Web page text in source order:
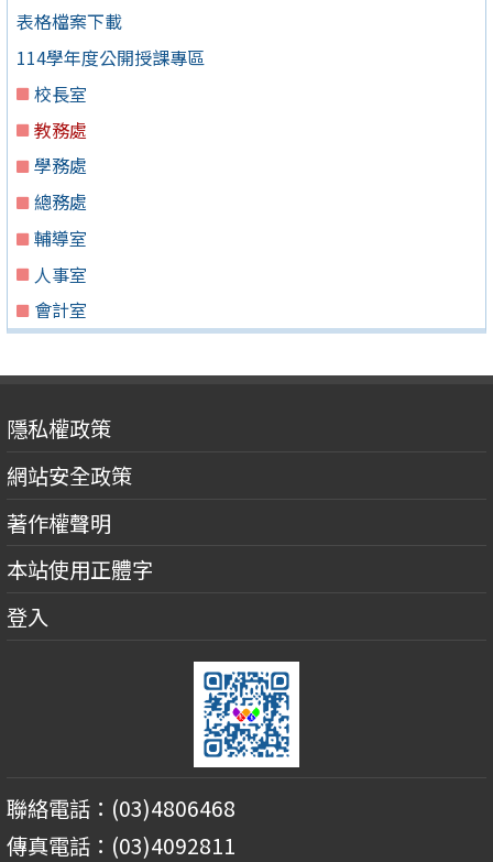
表格檔案下載
114學年度公開授課專區
校長室
教務處
學務處
總務處
輔導室
人事室
會計室
隱私權政策
網站安全政策
著作權聲明
本站使用正體字
登入
聯絡電話：(03)4806468
傳真電話：(03)4092811